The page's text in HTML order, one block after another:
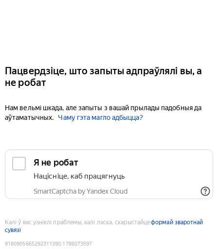
Пацвердзіце, што запыты адпраўлялі вы, а
не робат
Нам вельмі шкада, але запыты з вашай прылады падобныя да
аўтаматычных.
Чаму гэта магло адбыцца?
Я не робат
Націсніце, каб працягнуць
SmartCaptcha by Yandex Cloud
Калі ў вас узніклі праблемы, калі ласка, скарыстайцеформай зваротнай
сувязі
9180905665292311390:1786073597